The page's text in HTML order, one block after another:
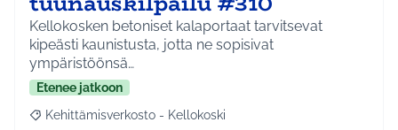
Kellokosken betoniset kalaportaat tarvitsevat
kipeästi kaunistusta, jotta ne sopisivat
ympäristöönsä…
Etenee jatkoon
Rajaa tulokset aihepiirin mukaan: Kehittämisverkosto -
Kehittämisverkosto - Kellokoski